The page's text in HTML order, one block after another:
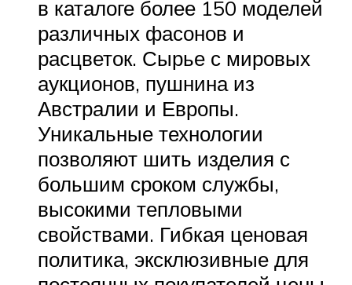
в каталоге более 150 моделей
различных фасонов и
расцветок. Сырье с мировых
аукционов, пушнина из
Австралии и Европы.
Уникальные технологии
позволяют шить изделия с
большим сроком службы,
высокими тепловыми
свойствами. Гибкая ценовая
политика, эксклюзивные для